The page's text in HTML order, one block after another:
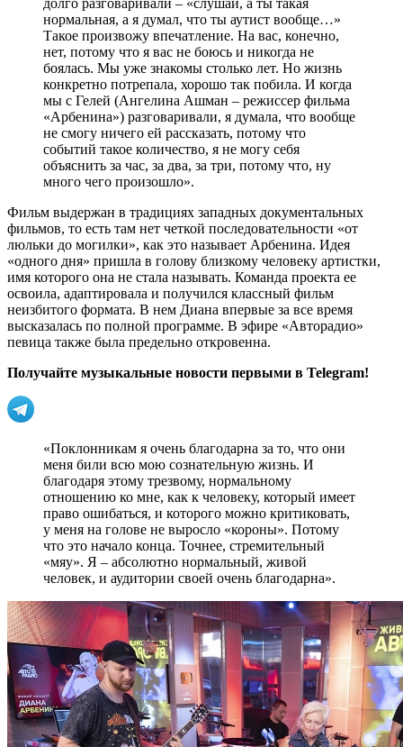
нормальная, а я думал, что ты аутист вообще…»
Такое произвожу впечатление. На вас, конечно,
нет, потому что я вас не боюсь и никогда не
боялась. Мы уже знакомы столько лет. Но жизнь
конкретно потрепала, хорошо так побила. И когда
мы с Гелей (Ангелина Ашман – режиссер фильма
«Арбенина») разговаривали, я думала, что вообще
не смогу ничего ей рассказать, потому что
событий такое количество, я не могу себя
объяснить за час, за два, за три, потому что, ну
много чего произошло».
Фильм выдержан в традициях западных документальных
фильмов, то есть там нет четкой последовательности «от
люльки до могилки», как это называет Арбенина. Идея
«одного дня» пришла в голову близкому человеку артистки,
имя которого она не стала называть. Команда проекта ее
освоила, адаптировала и получился классный фильм
неизбитого формата. В нем Диана впервые за все время
высказалась по полной программе. В эфире «Авторадио»
певица также была предельно откровенна.
Получайте музыкальные новости первыми в Telegram!
«Поклонникам я очень благодарна за то, что они
меня били всю мою сознательную жизнь. И
благодаря этому трезвому, нормальному
отношению ко мне, как к человеку, который имеет
право ошибаться, и которого можно критиковать,
у меня на голове не выросло «короны». Потому
что это начало конца. Точнее, стремительный
«мяу». Я – абсолютно нормальный, живой
человек, и аудитории своей очень благодарна».